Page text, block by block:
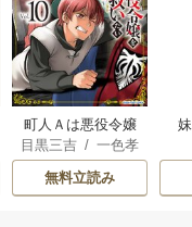
町人Ａは悪役令嬢
をどうしても救い
たい ～どぶと空
と氷の姫君～
目黒三吉 /一色孝
太郎/Parum
無料立読み